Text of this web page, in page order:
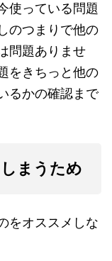
使っている問題
のつまりで他の
問題ありませ
をきちっと他の
るかの確認まで
まうため
をオススメしな